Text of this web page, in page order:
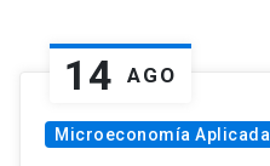
14 AGO
Microeconomía Aplicada